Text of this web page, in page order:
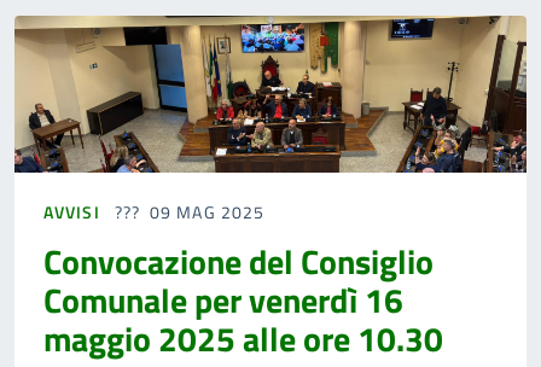
AVVISI 09 MAG 2025
Convocazione del Consiglio
Comunale per venerdì 16
maggio 2025 alle ore 10.30